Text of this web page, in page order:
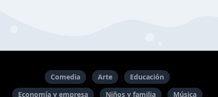
Comedia Arte
Educación
Economía y empresa
Niños y familia Música